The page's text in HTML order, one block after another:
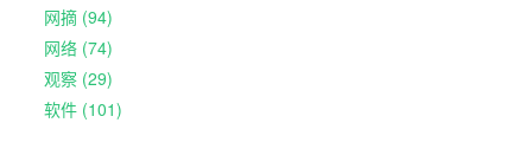
网摘 (94)
网络 (74)
观察 (29)
软件 (101)